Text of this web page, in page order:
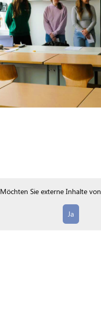
Möchten Sie externe Inhalte von
Ja